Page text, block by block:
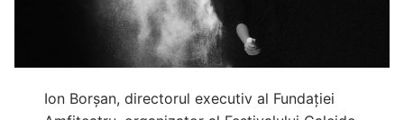
Ion Borșan, directorul executiv al Fundației